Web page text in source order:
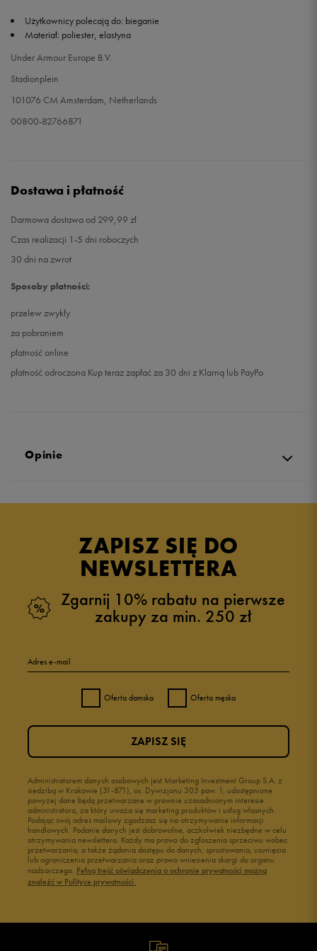
Użytkownicy polecają do: bieganie
Materiał: poliester, elastyna
Under Armour Europe B.V.
Stadionplein
101076 CM Amsterdam, Netherlands
00800-82766871
Dostawa i płatność
Darmowa dostawa od 299,99 zł
Czas realizacji 1-5 dni roboczych
30 dni na zwrot
Sposoby płatności:
przelew zwykły
za pobraniem
płatność online
płatność odroczona Kup teraz zapłać za 30 dni z Klarną lub PayPo
Opinie
ZAPISZ SIĘ DO
NEWSLETTERA
Zgarnij 10% rabatu na pierwsze
zakupy za min. 250 zł
Adres e-mail
Oferta damska Oferta męska
Administratorem danych osobowych jest Marketing Investment Group S.A. z
siedzibą w Krakowie (31-871), os. Dywizjonu 303 paw. 1, udostępnione
powyżej dane będą przetwarzane w prawnie uzasadnionym interesie
administratora, za który uważa się marketing produktów i usług własnych.
Podając swój adres mailowy zgadzasz się na otrzymywanie informacji
handlowych. Podanie danych jest dobrowolne, aczkolwiek niezbędne w celu
otrzymywania newslettera. Każdy ma prawo do zgłoszenia sprzeciwu wobec
przetwarzania, a także żądania dostępu do danych, sprostowania, usunięcia
lub ograniczenia przetwarzania oraz prawo wniesienia skargi do organu
nadzorczego. Pełną treść oświadczenia o ochronie prywatności można
znaleźć w Polityce prywatności.
ZAPISZ SIĘ